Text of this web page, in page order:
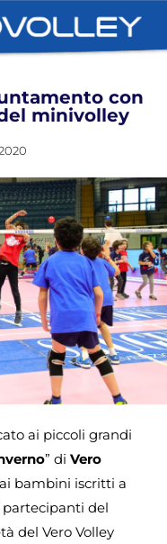
con
minivolley
ai piccoli grandi
” di Vero
bambini iscritti a
del
del Vero Volley